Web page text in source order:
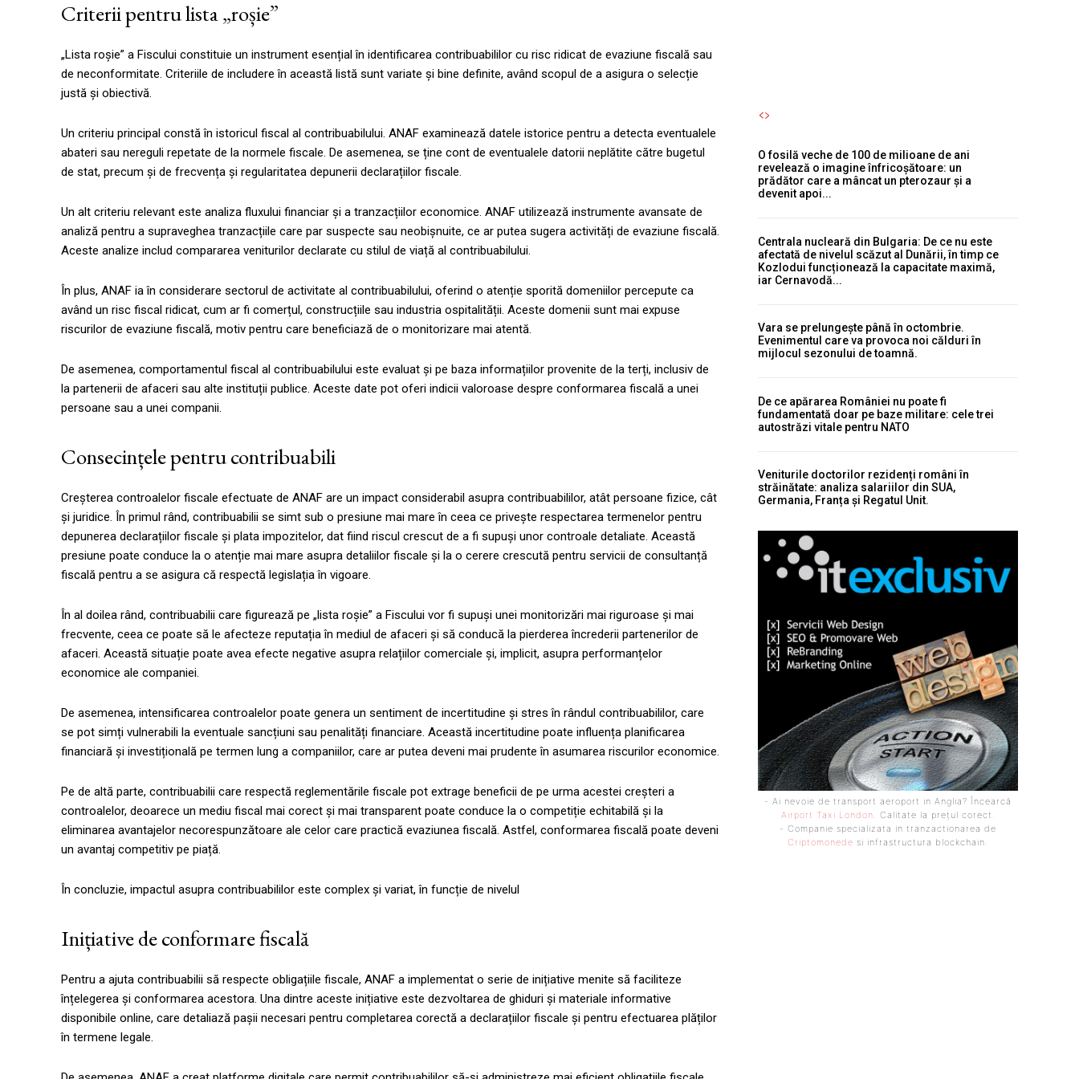
Criterii pentru lista „roșie”
„Lista roșie” a Fiscului constituie un instrument esențial în identificarea contribuabililor cu risc ridicat de evaziune fiscală sau
de neconformitate. Criteriile de includere în această listă sunt variate și bine definite, având scopul de a asigura o selecție
justă și obiectivă.
Un criteriu principal constă în istoricul fiscal al contribuabilului. ANAF examinează datele istorice pentru a detecta eventualele
abateri sau nereguli repetate de la normele fiscale. De asemenea, se ține cont de eventualele datorii neplătite către bugetul
de stat, precum și de frecvența și regularitatea depunerii declarațiilor fiscale.
Un alt criteriu relevant este analiza fluxului financiar și a tranzacțiilor economice. ANAF utilizează instrumente avansate de
analiză pentru a supraveghea tranzacțiile care par suspecte sau neobișnuite, ce ar putea sugera activități de evaziune fiscală.
Aceste analize includ compararea veniturilor declarate cu stilul de viață al contribuabilului.
În plus, ANAF ia în considerare sectorul de activitate al contribuabilului, oferind o atenție sporită domeniilor percepute ca
având un risc fiscal ridicat, cum ar fi comerțul, construcțiile sau industria ospitalității. Aceste domenii sunt mai expuse
riscurilor de evaziune fiscală, motiv pentru care beneficiază de o monitorizare mai atentă.
De asemenea, comportamentul fiscal al contribuabilului este evaluat și pe baza informațiilor provenite de la terți, inclusiv de
la partenerii de afaceri sau alte instituții publice. Aceste date pot oferi indicii valoroase despre conformarea fiscală a unei
persoane sau a unei companii.
Consecințele pentru contribuabili
Creșterea controalelor fiscale efectuate de ANAF are un impact considerabil asupra contribuabililor, atât persoane fizice, cât
și juridice. În primul rând, contribuabilii se simt sub o presiune mai mare în ceea ce privește respectarea termenelor pentru
depunerea declarațiilor fiscale și plata impozitelor, dat fiind riscul crescut de a fi supuși unor controale detaliate. Această
presiune poate conduce la o atenție mai mare asupra detaliilor fiscale și la o cerere crescută pentru servicii de consultanță
fiscală pentru a se asigura că respectă legislația în vigoare.
În al doilea rând, contribuabilii care figurează pe „lista roșie” a Fiscului vor fi supuși unei monitorizări mai riguroase și mai
frecvente, ceea ce poate să le afecteze reputația în mediul de afaceri și să conducă la pierderea încrederii partenerilor de
afaceri. Această situație poate avea efecte negative asupra relațiilor comerciale și, implicit, asupra performanțelor
economice ale companiei.
De asemenea, intensificarea controalelor poate genera un sentiment de incertitudine și stres în rândul contribuabililor, care
se pot simți vulnerabili la eventuale sancțiuni sau penalități financiare. Această incertitudine poate influența planificarea
financiară și investițională pe termen lung a companiilor, care ar putea deveni mai prudente în asumarea riscurilor economice.
Pe de altă parte, contribuabilii care respectă reglementările fiscale pot extrage beneficii de pe urma acestei creșteri a
controalelor, deoarece un mediu fiscal mai corect și mai transparent poate conduce la o competiție echitabilă și la
eliminarea avantajelor necorespunzătoare ale celor care practică evaziunea fiscală. Astfel, conformarea fiscală poate deveni
un avantaj competitiv pe piață.
În concluzie, impactul asupra contribuabililor este complex și variat, în funcție de nivelul
Inițiative de conformare fiscală
Pentru a ajuta contribuabilii să respecte obligațiile fiscale, ANAF a implementat o serie de inițiative menite să faciliteze
înțelegerea și conformarea acestora. Una dintre aceste inițiative este dezvoltarea de ghiduri și materiale informative
disponibile online, care detaliază pașii necesari pentru completarea corectă a declarațiilor fiscale și pentru efectuarea plăților
în termene legale.
O fosilă veche de 100 de milioane de ani
revelează o imagine înfricoșătoare: un
prădător care a mâncat un pterozaur și a
devenit apoi...
Centrala nucleară din Bulgaria: De ce nu este
afectată de nivelul scăzut al Dunării, în timp ce
Kozlodui funcționează la capacitate maximă,
iar Cernavodă...
Vara se prelungește până în octombrie.
Evenimentul care va provoca noi călduri în
mijlocul sezonului de toamnă.
De ce apărarea României nu poate fi
fundamentată doar pe baze militare: cele trei
autostrăzi vitale pentru NATO
Veniturile doctorilor rezidenți români în
străinătate: analiza salariilor din SUA,
Germania, Franța și Regatul Unit.
- Ai nevoie de transport aeroport in Anglia? Încearcă
Airport Taxi London. Calitate la prețul corect.
- Companie specializata in tranzactionarea de
Criptomonede si infrastructura blockchain.